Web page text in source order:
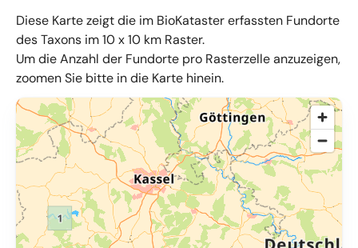
Diese Karte zeigt die im BioKataster erfassten Fundorte
des Taxons im 10 x 10 km Raster.
Um die Anzahl der Fundorte pro Rasterzelle anzuzeigen,
zoomen Sie bitte in die Karte hinein.
© OpenMapTiles OpenStreetMap,34u GmbH